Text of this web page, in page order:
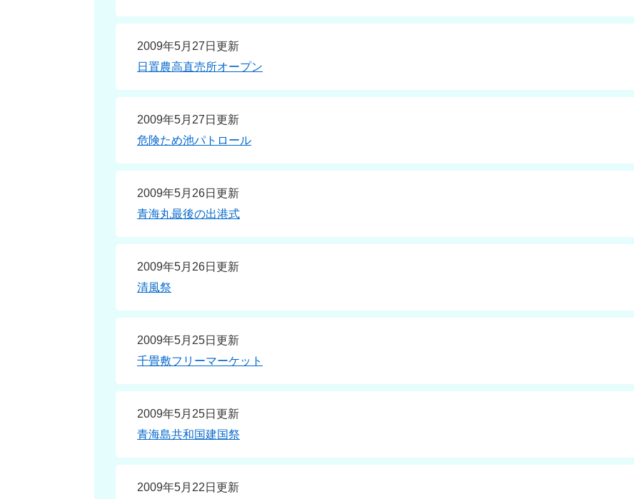
2009年5月27日更新
日置農高直売所オープン
2009年5月27日更新
危険ため池パトロール
2009年5月26日更新
青海丸最後の出港式
2009年5月26日更新
清風祭
2009年5月25日更新
千畳敷フリーマーケット
2009年5月25日更新
青海島共和国建国祭
2009年5月22日更新